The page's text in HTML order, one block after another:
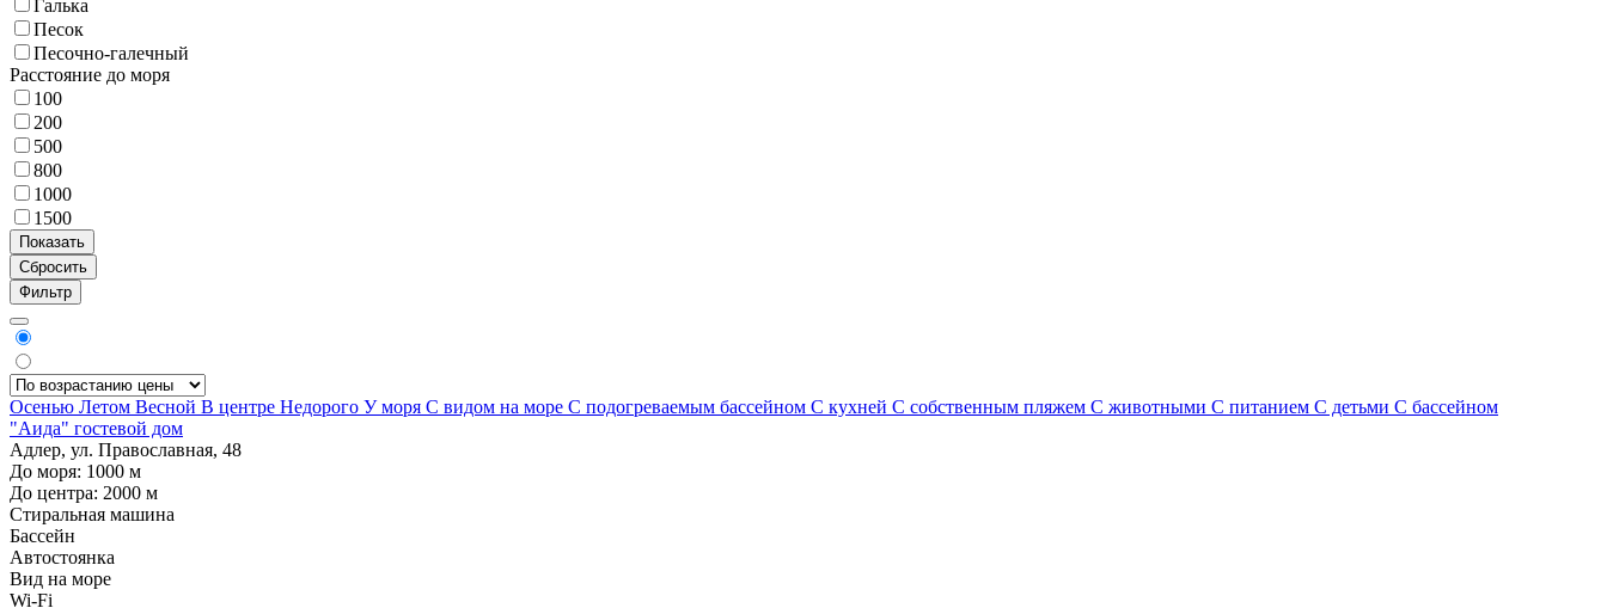
Галька
Песок
Песочно-галечный
Расстояние до моря
100
200
500
800
1000
1500
Фильтр
Осенью Летом Весной В центре Недорого У моря С видом на море С подогреваемым бассейном С кухней С собственным пляжем С животными С питанием С детьми С бассейном
"Аида" гостевой дом
Адлер, ул. Православная, 48
До моря: 1000 м
До центра: 2000 м
Стиральная машина
Бассейн
Автостоянка
Вид на море
Wi-Fi